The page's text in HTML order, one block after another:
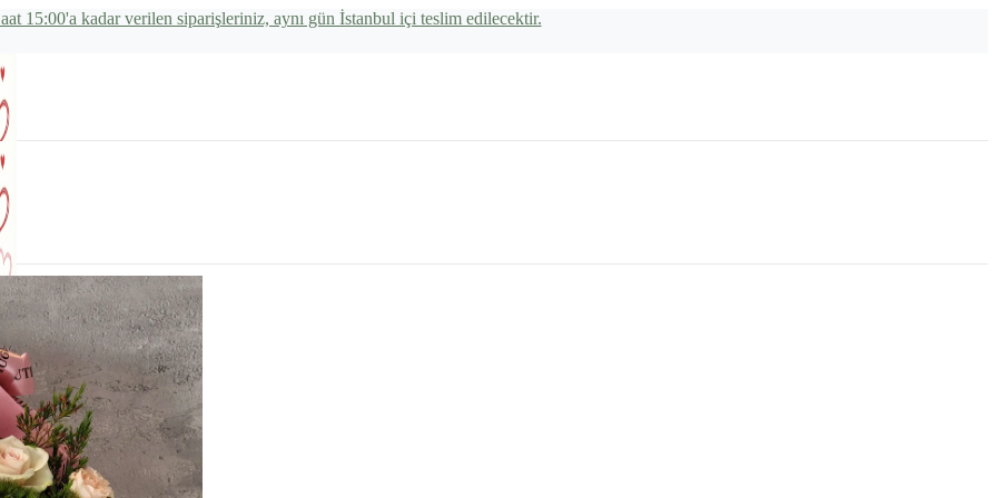
15:00'a kadar verilen siparişleriniz, aynı gün İstanbul içi teslim edilecektir.